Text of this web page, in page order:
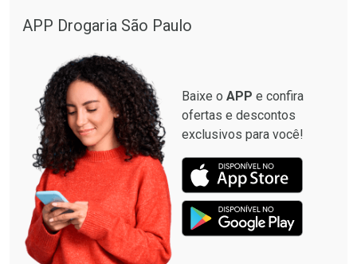
APP Drogaria São Paulo
Baixe o APP e confira
ofertas e descontos
exclusivos para você!